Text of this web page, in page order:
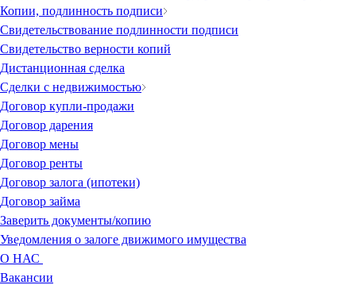
Копии, подлинность подписи
Свидетельствование подлинности подписи
Свидетельство верности копий
Дистанционная сделка
Сделки с недвижимостью
Договор купли-продажи
Договор дарения
Договор мены
Договор ренты
Договор залога (ипотеки)
Договор займа
Заверить документы/копию
Уведомления о залоге движимого имущества
О НАС
Вакансии